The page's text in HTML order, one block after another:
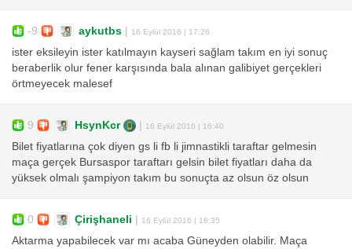
-9 aykutbs | 16 Eylül 2016 | 17:26
ister eksileyin ister katılmayın kayseri sağlam takım en iyi sonuç
beraberlik olur fener karşısında bala alınan galibiyet gerçekleri
örtmeyecek malesef
9 HsynKcr | 16 Eylül 2016 | 16:40
Bilet fiyatlarına çok diyen gs li fb li jimnastikli taraftar gelmesin
maça gerçek Bursaspor taraftarı gelsin bilet fiyatları daha da
yüksek olmalı şampiyon takım bu sonuçta az olsun öz olsun
0 Çirişhaneli | 16 Eylül 2016 | 16:35
Aktarma yapabilecek var mı acaba Güneyden olabilir. Maça